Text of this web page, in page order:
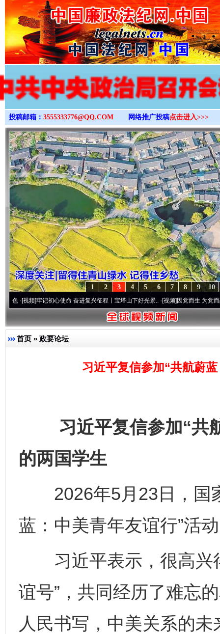
>
投稿邮箱： 3555333776@QQ.COM 网络推广投稿点击进入>>>
10
9
8
7
6
5
4
3
2
1
牢记初心使命 奋进复兴征程丨宝塔山下好光景..·[视频]因党而生 为党而战——百
首页 » 政要论坛
习近平复信参加“共航蔚
习近平复信参加“共航
的两国学生
2026年5月23日，国
蓝：中美青年友谊行”活
习近平表示，很高兴
谊号”，共同经历了难忘
人民书写，中美关系的